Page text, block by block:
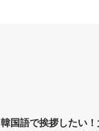
韓国語で挨拶したい